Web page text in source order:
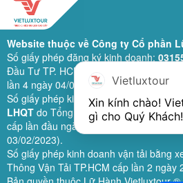
Website thuộc về Công ty Cổ phần
Số giấy phép đăng ký kinh doanh:
Đầu Tư TP. HCM cấp lần đầu ngày 28/
lần 4 ngày 04/06/2024).
Số giấy phép kinh doanh lữ hành quốc
LHQTdo Tổng Cục Du Lịch (nay là Cục
cấp lần đầu ngày 26/09/2019 (sửa đổi,
03/02/2023).
Số giấy phép kinh doanh vận tải bằng
Thông Vận Tải TP.HCM cấp lần 2 ngày
Vietluxtour
Xin kính chào!
gì cho Quý Khách!